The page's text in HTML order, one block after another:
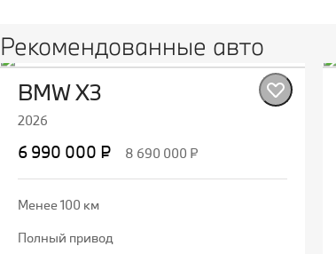
Рекомендованные авто
BMW X3
2026
6 990 000 ₽ 8 690 000 ₽
Менее 100 км
полный привод